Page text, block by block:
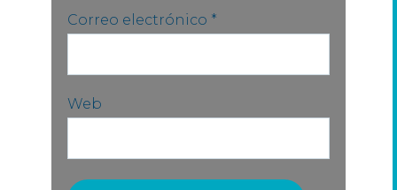
Correo electrónico *
Web